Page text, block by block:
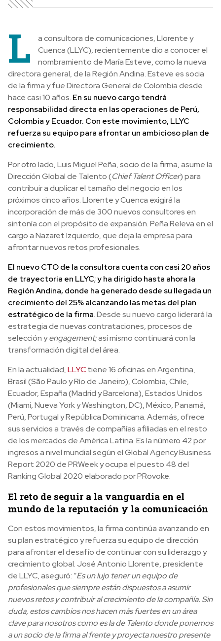
L
a consultora de comunicaciones, Llorente y
Cuenca (LLYC), recientemente dio a conocer el
nombramiento de María Esteve, como la nueva
directora general, de la Región Andina. Esteve es socia
de la firma y fue Directora General de Colombia desde
hace casi 10 años. En su nuevo cargo tendrá
responsabilidad directa en las operaciones de Perú,
Colombia y Ecuador. Con este movimiento, LLYC
refuerza su equipo para afrontar un ambicioso plan de
crecimiento.
Por otro lado, Luis Miguel Peña, socio de la firma, asume la
Dirección Global de Talento (Chief Talent Officer) para
contribuir a duplicar el tamaño del negocio en los
próximos cinco años. Llorente y Cuenca exigirá la
incorporación de más de 300 nuevos consultores en
sintonía con el propósito de expansión. Peña Releva en el
cargo a Nazaret Izquierdo, que deja la empresa para
afrontar nuevos retos profesionales.
El nuevo CTO de la consultora cuenta con casi 20 años
de trayectoria en LLYC; y ha dirigido hasta ahora la
Región Andina, donde ha generado desde su llegada un
crecimiento del 25% alcanzando las metas del plan
estratégico de la firma. Desde su nuevo cargo liderará la
estrategia de nuevas contrataciones, procesos de
selección yengagement;así mismo continuará con la
transformación digital del área.
En la actualidad,LLYCtiene 16 oficinas en Argentina,
Brasil (São Paulo y Río de Janeiro), Colombia, Chile,
Ecuador, España (Madrid y Barcelona), Estados Unidos
(Miami, Nueva York y Washington, DC), México, Panamá,
Perú, Portugal y República Dominicana. Además, ofrece
sus servicios a través de compañías afiliadas en el resto
de los mercados de América Latina. Es la número 42 por
ingresos a nivel mundial según el Global Agency Business
Report 2020 de PRWeek y ocupa el puesto 48 del
Ranking Global 2020 elaborado por PRovoke.
El reto de seguir a la vanguardia en el
mundo de la reputación y la comunicación
Con estos movimientos, la firma continúa avanzando en
su plan estratégico y refuerza su equipo de dirección
para afrontar el desafío de continuar con su liderazgo y
crecimiento global. José Antonio Llorente, presidente
de LLYC, aseguró: “Es un lujo tener un equipo de
profesionales que siempre están dispuestos a asumir
nuevos retos y contribuir al crecimiento de la compañía. Sin
duda, estos cambios nos hacen más fuertes en un área
clave para nosotros como es la de Talento donde ponemos
a un socio de la firma al frente y proyecta nuestro presente